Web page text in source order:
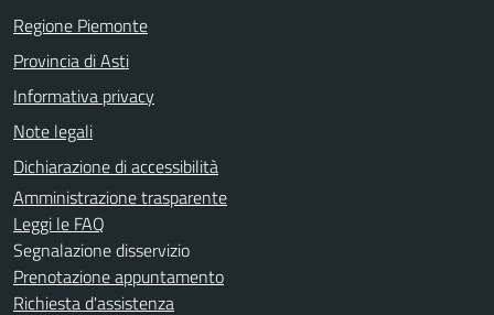
Regione Piemonte
Provincia di Asti
Informativa privacy
Note legali
Dichiarazione di accessibilità
Amministrazione trasparente
Leggi le FAQ
Segnalazione disservizio
Prenotazione appuntamento
Richiesta d'assistenza